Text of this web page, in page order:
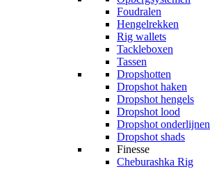
Foudralen
Hengelrekken
Rig wallets
Tackleboxen
Tassen
Dropshotten
Dropshot haken
Dropshot hengels
Dropshot lood
Dropshot onderlijnen
Dropshot shads
Finesse
Cheburashka Rig